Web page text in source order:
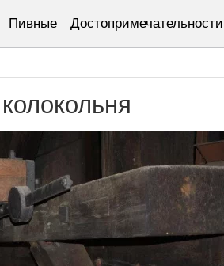
Пивные Достопримечательности